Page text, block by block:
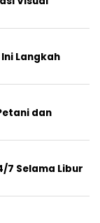
Langkah
dan
7 Selama Libur